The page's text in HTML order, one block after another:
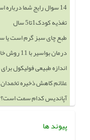
تغذیه کودک1تا5 سال
طبع چای سبز گرم است یا
درمان بواسیر با 11 روش خانگی و 15 روش طب سنتی
اندازه طبیعی فولیکول
علائم کاهش ذخیره
آپاندیس کدام سمت است؟
خوردن چه چيزهايي باعث
پیوند ها